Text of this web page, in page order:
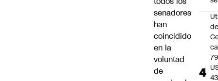
senadores
han
coincidido
en la
voluntad
de
de